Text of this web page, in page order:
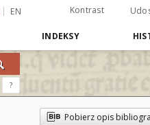
EN Kontrast
INDEKSY
?
Pobierz opis